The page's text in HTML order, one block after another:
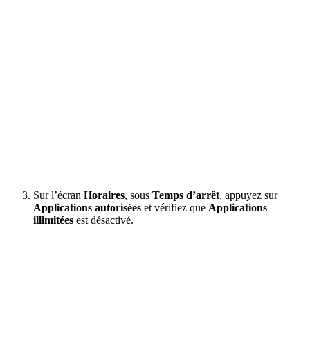
Sur l’écran Horaires, sous Temps d’arrêt, appuyez sur
Applications autorisées et vérifiez que Applications
illimitées est désactivé.